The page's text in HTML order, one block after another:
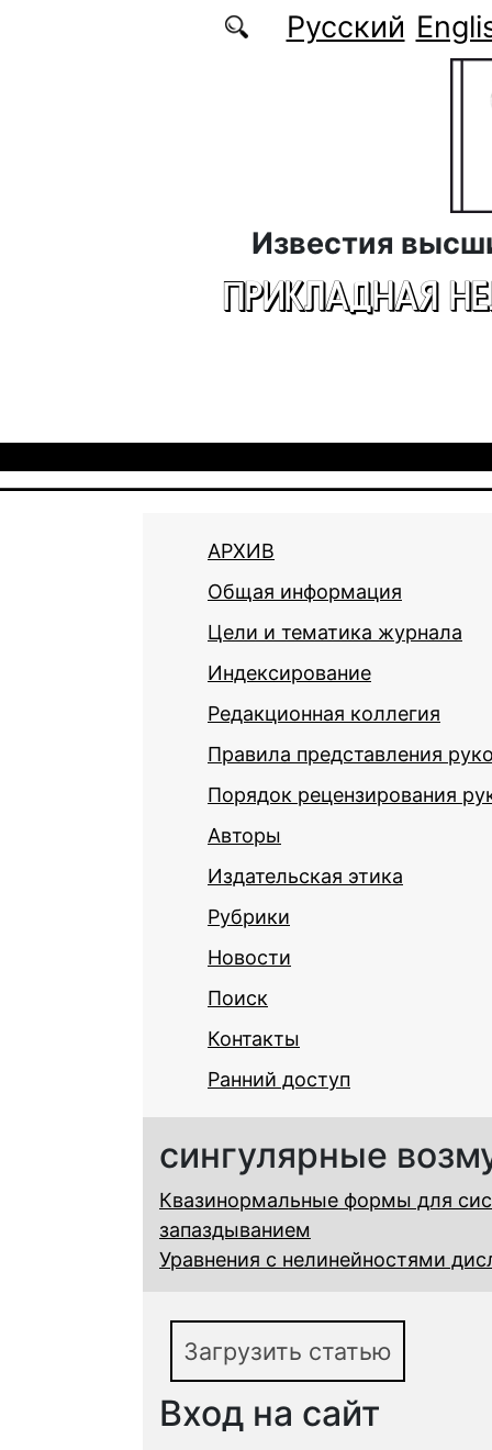
Перейти к основному содержаниюРусский
Известия
ПРИКЛАДНАЯ
АРХИВ
Общая информация
Цели и тематика журнала
Индексирование
Редакционная коллегия
Правила представления
Порядок рецензирования
Авторы
Издательская этика
Рубрики
Новости
Поиск
Контакты
Ранний доступ
сингулярные
Квазинормальные формы для
запаздыванием
Уравнения с нелинейностями
Загрузить статью
Вход на сайт